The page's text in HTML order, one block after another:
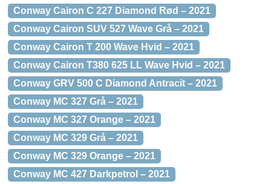
Conway Cairon C 227 Diamond Rød – 2021
Conway Cairon SUV 527 Wave Grå – 2021
Conway Cairon T 200 Wave Hvid – 2021
Conway Cairon T380 625 LL Wave Hvid – 2021
Conway GRV 500 C Diamond Antracit – 2021
Conway MC 327 Grå – 2021
Conway MC 327 Orange – 2021
Conway MC 329 Grå – 2021
Conway MC 329 Orange – 2021
Conway MC 427 Darkpetrol – 2021